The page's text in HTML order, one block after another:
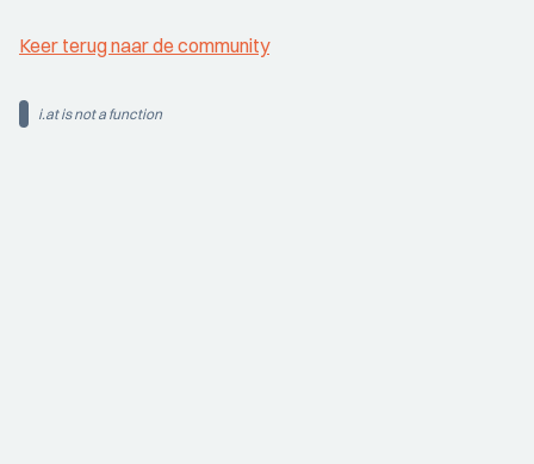
Keer terug naar de community
i.at is not a function